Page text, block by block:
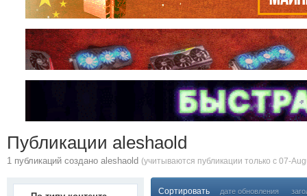
Публикации aleshaold
1 публикаций создано aleshaold (учитываются публикации только с 07-
Сортировать дате обновления